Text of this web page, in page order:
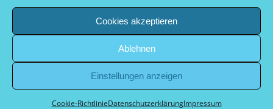
Cookies akzeptieren
Ablehnen
Einstellungen anzeigen
Cookie-RichtlinieDatenschutzerklärungImpressum
Kategorien
Nachrichten Sport
Nachrichten Vorstand